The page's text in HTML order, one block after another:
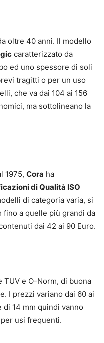
oltre 40 anni. Il modello
caratterizzato da
ed uno spessore di soli
tragitti o per un uso
che va dai 104 ai 156
ma sottolineano la
1975, Cora ha
di Qualità ISO
di categoria varia, si
fino a quelle più grandi da
dai 42 ai 90 Euro.
TUV e O-Norm, di buona
I prezzi variano dai 60 ai
di 14 mm quindi vanno
usi frequenti.